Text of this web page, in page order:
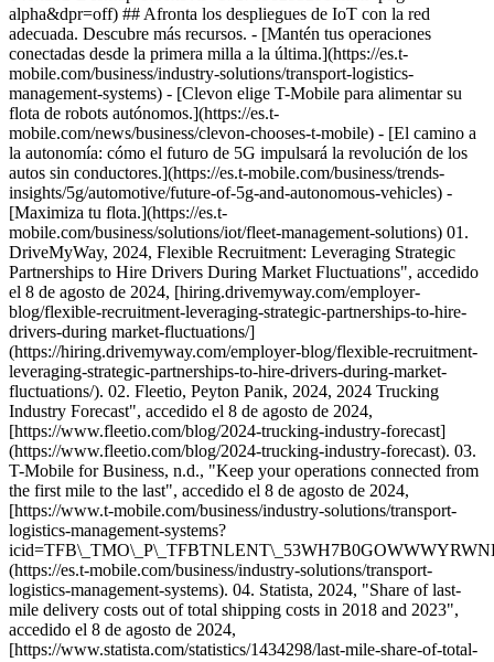
01.
DriveMyWay, 2024, Flexible Recruitment: Leveraging Strategic
Partnerships to Hire Drivers During Market Fluctuations", accedido
el 8 de agosto de 2024, [hiring.drivemyway.com/employer-
blog/flexible-recruitment-leveraging-strategic-partnerships-to-hire-
drivers-during market-fluctuations/]
(https://hiring.drivemyway.com/employer-blog/flexible-recruitment-
leveraging-strategic-partnerships-to-hire-drivers-during-market-
fluctuations/). 02. Fleetio, Peyton Panik, 2024, 2024 Trucking
Industry Forecast", accedido el 8 de agosto de 2024,
[https://www.fleetio.com/blog/2024-trucking-industry-forecast]
(https://www.fleetio.com/blog/2024-trucking-industry-forecast). 03.
T-Mobile for Business, n.d., "Keep your operations connected from
the first mile to the last", accedido el 8 de agosto de 2024,
[https://www.t-mobile.com/business/industry-solutions/transport-
logistics-management-systems?
(https://es.t-mobile.com/business/industry-solutions/transport-
logistics-management-systems). 04. Statista, 2024, "Share of last-
mile delivery costs out of total shipping costs in 2018 and 2023",
accedido el 8 de agosto de 2024,
[https://www.statista.com/statistics/1434298/last-mile-share-of-total-